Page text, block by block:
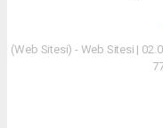
(Web Sitesi) - Web Sitesi |